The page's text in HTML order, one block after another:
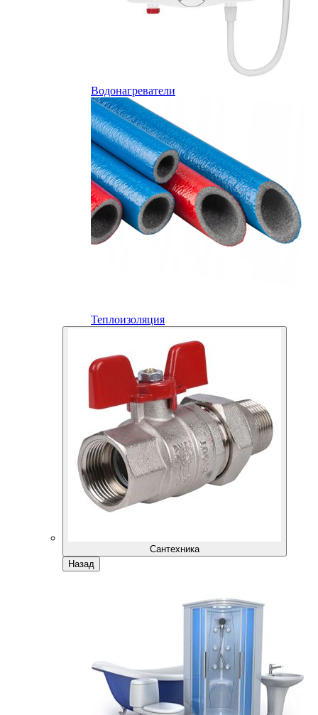
Водонагреватели
Теплоизоляция
Сантехника
Назад